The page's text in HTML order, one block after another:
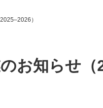
）
お知らせ（